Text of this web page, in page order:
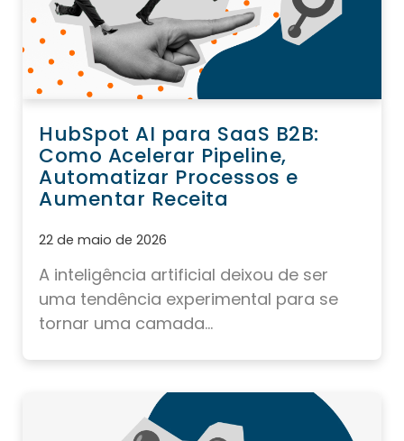
HubSpot AI para SaaS B2B:
Como Acelerar Pipeline,
Automatizar Processos e
Aumentar Receita
22 de maio de 2026
A inteligência artificial deixou de ser
uma tendência experimental para se
tornar uma camada...